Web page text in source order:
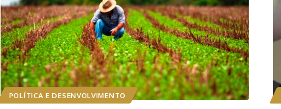
POLÍTICA E DESENVOLVIMENTO